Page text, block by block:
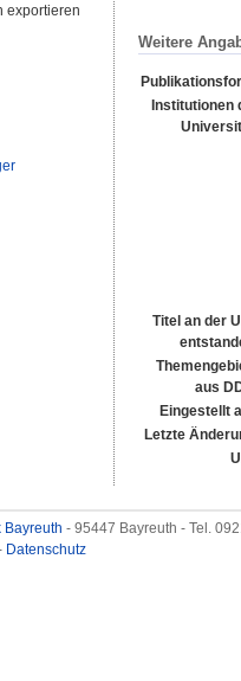
exportieren
Weitere
Institutionen
Titel an der
aus
Eingestellt
Letzte
Bayreuth - 95447 Bayreuth - Tel.
Datenschutz